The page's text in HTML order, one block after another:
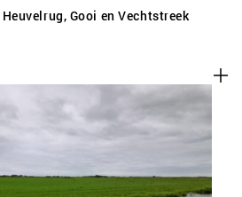
Gooi en Vechtstreek